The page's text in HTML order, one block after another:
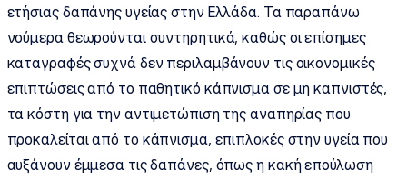
ετήσιας δαπάνης υγείας στην Ελλάδα. Τα παραπάνω
νούμερα θεωρούνται συντηρητικά, καθώς οι επίσημες
καταγραφές συχνά δεν περιλαμβάνουν τις οικονομικές
επιπτώσεις από το παθητικό κάπνισμα σε μη καπνιστές,
τα κόστη για την αντιμετώπιση της αναπηρίας που
προκαλείται από το κάπνισμα, επιπλοκές στην υγεία που
αυξάνουν έμμεσα τις δαπάνες, όπως η κακή επούλωση